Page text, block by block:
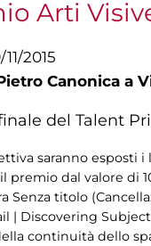
Arti
11/2015
Canonica a
del Talent
saranno esposti
premio dal valore di
Senza titolo
| Discovering
continuità dello